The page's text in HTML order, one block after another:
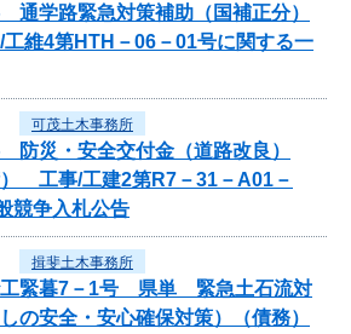
通学路緊急対策補助（国補正分）
維4第HTH－06－01号に関する一
可茂土木事務所
防災・安全交付金（道路改良）
） 工事/工建2第R7－31－A01－
競争入札公告
揖斐土木事務所
工緊暮7－1号 県単 緊急土石流対
の安全・安心確保対策）（債務）